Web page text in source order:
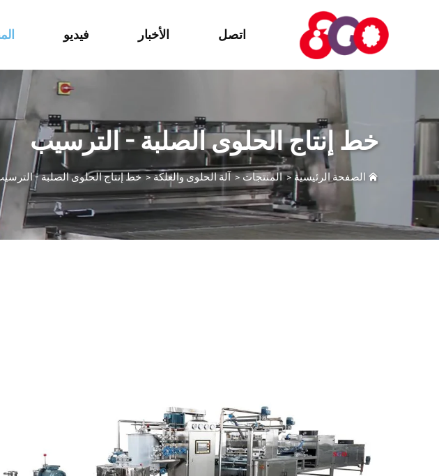
فيديو الأخبار اتصل
خط إنتاج الحلوى الصلبة - الترسيب
الصفحة الرئيسية >المنتجات > آلة الحلوى والعلكة>خط إنتاج الحلوى الصلبة -